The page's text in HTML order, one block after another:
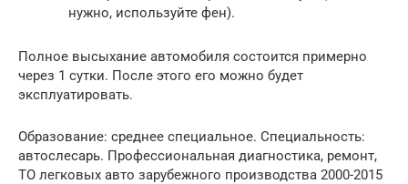
нужно, используйте фен).
Полное высыхание автомобиля состоится примерно
через 1 сутки. После этого его можно будет
эксплуатировать.
Образование: среднее специальное. Специальность:
автослесарь. Профессиональная диагностика, ремонт,
ТО легковых авто зарубежного производства 2000-2015